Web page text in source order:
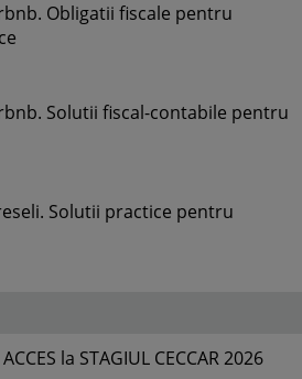
Obligatii fiscale pentru
Solutii fiscal-contabile pentru
Solutii practice pentru
la STAGIUL CECCAR 2026